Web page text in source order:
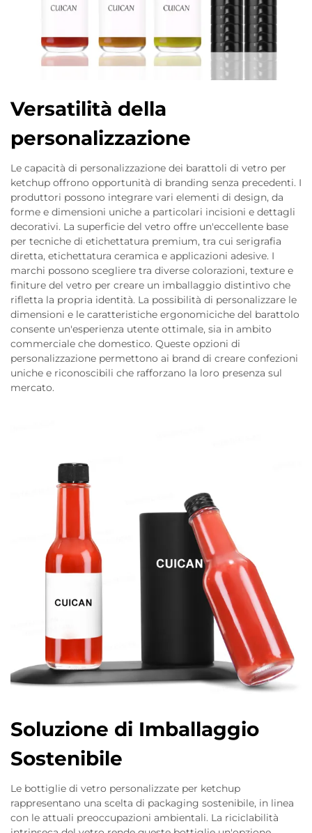
Versatilità della
personalizzazione
Le capacità di personalizzazione dei barattoli di vetro per
ketchup offrono opportunità di branding senza precedenti. I
produttori possono integrare vari elementi di design, da
forme e dimensioni uniche a particolari incisioni e dettagli
decorativi. La superficie del vetro offre un'eccellente base
per tecniche di etichettatura premium, tra cui serigrafia
diretta, etichettatura ceramica e applicazioni adesive. I
marchi possono scegliere tra diverse colorazioni, texture e
finiture del vetro per creare un imballaggio distintivo che
rifletta la propria identità. La possibilità di personalizzare le
dimensioni e le caratteristiche ergonomiciche del barattolo
consente un'esperienza utente ottimale, sia in ambito
commerciale che domestico. Queste opzioni di
personalizzazione permettono ai brand di creare confezioni
uniche e riconoscibili che rafforzano la loro presenza sul
mercato.
Soluzione di Imballaggio
Sostenibile
Le bottiglie di vetro personalizzate per ketchup
rappresentano una scelta di packaging sostenibile, in linea
con le attuali preoccupazioni ambientali. La riciclabilità